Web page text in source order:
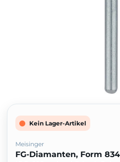
Kein Lager-Artikel
Meisinger
FG-Diamanten, Form 834